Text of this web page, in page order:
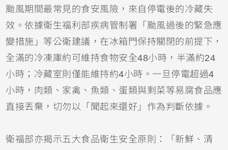
颱風期間最常見的食安風險，來自停電後的冷藏失
效。依據衛生福利部疾病管制署「颱風過後的緊急應
變措施」等公衛建議，在冰箱門保持關閉的前提下，
全滿的冷凍庫約可維持食物安全48小時，半滿約24
小時；冷藏室則僅能維持約4小時。一旦停電超過4
小時，肉類、家禽、魚類、蛋類與剩菜等易腐食品應
直接丟棄，切勿以「聞起來還好」作為判斷依據。
衛福部亦揭示五大食品衛生安全原則：「新鮮、清